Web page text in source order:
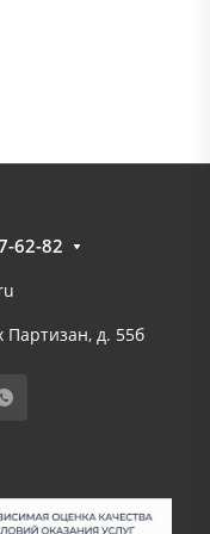
62-82
Партизан, д. 55б